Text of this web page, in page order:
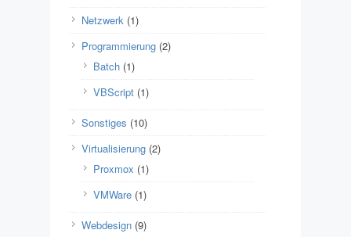
Netzwerk (1)
Programmierung (2)
Batch (1)
VBScript (1)
Sonstiges (10)
Virtualisierung (2)
Proxmox (1)
VMWare (1)
Webdesign (9)